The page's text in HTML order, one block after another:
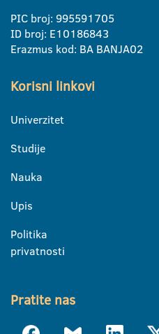
PIC broj: 995591705
ID broj: E10186843
Erazmus kod: BA BANJA02
Korisni linkovi
Univerzitet
Studije
Nauka
Upis
Politika
privatnosti
Pratite nas